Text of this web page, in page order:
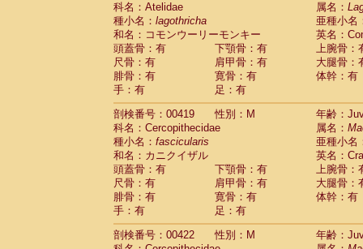
科名：Atelidae
属名：
種小名： lagothricha
亜種小名
和名：コモンウーリーモンキー
英名：
頭蓋骨：有
下顎骨：有
上腕骨：
尺骨：有
肩甲骨：有
大腿骨：
腓骨：有
寛骨：有
体幹：有
手：有
足：有
剖検番号：00419
性別：M
年齢：
科名：Cercopithecidae
属名：
種小名： fascicularis
亜種小名
和名：カニクイザル
英名：
頭蓋骨：有
下顎骨：有
上腕骨：
尺骨：有
肩甲骨：有
大腿骨：
腓骨：有
寛骨：有
体幹：有
手：有
足：有
剖検番号：00422
性別：M
年齢：